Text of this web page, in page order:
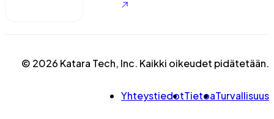
© 2026 Katara Tech, Inc. Kaikki oikeudet pidätetään.
YhteystiedotTietoaTurvallisuus